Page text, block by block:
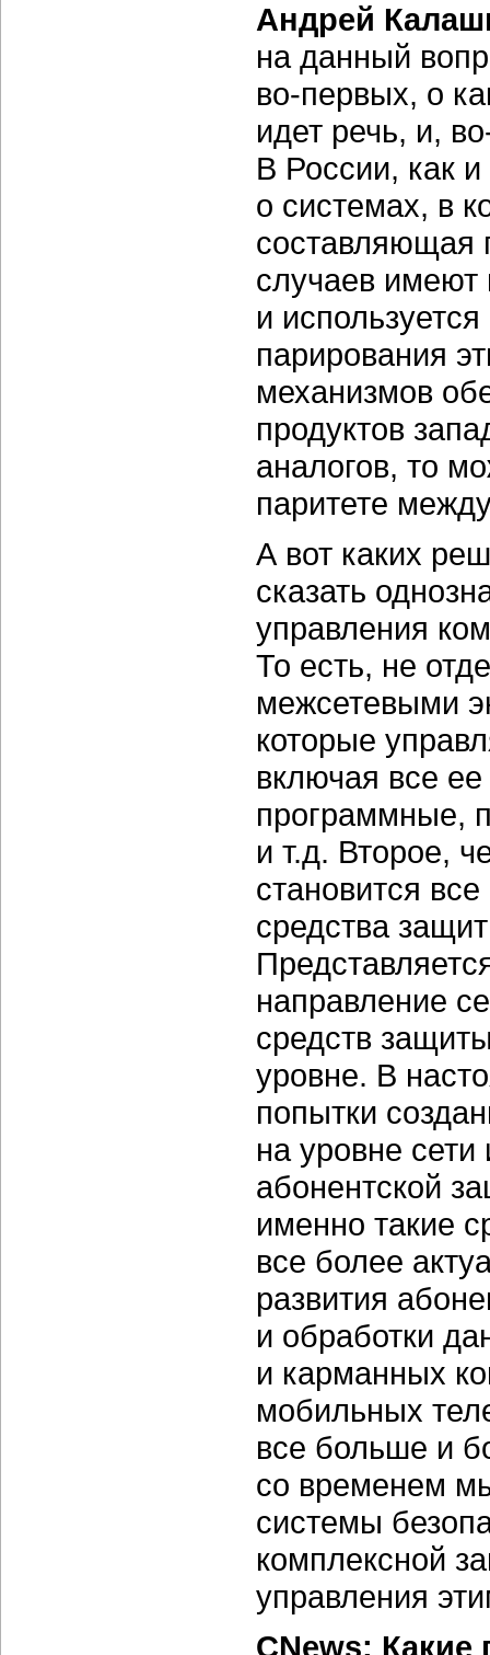
Андрей
на данный
во-первых, о
идет речь, и,
В России, как
о системах, в
составляющая
случаев
и
парирования
механизмов
продуктов
аналогов, то
паритете
А вот каких
сказать
управления
То есть, не
межсетевыми
которые
включая все
программные,
и т.д. Второе,
становится
средства
направление
средств
уровне. В
попытки
на уровне
абонентской
именно такие
все более
развития
и обработки
и карманных
мобильных
все больше и
со временем
системы
комплексной
управления
CNews: Какие